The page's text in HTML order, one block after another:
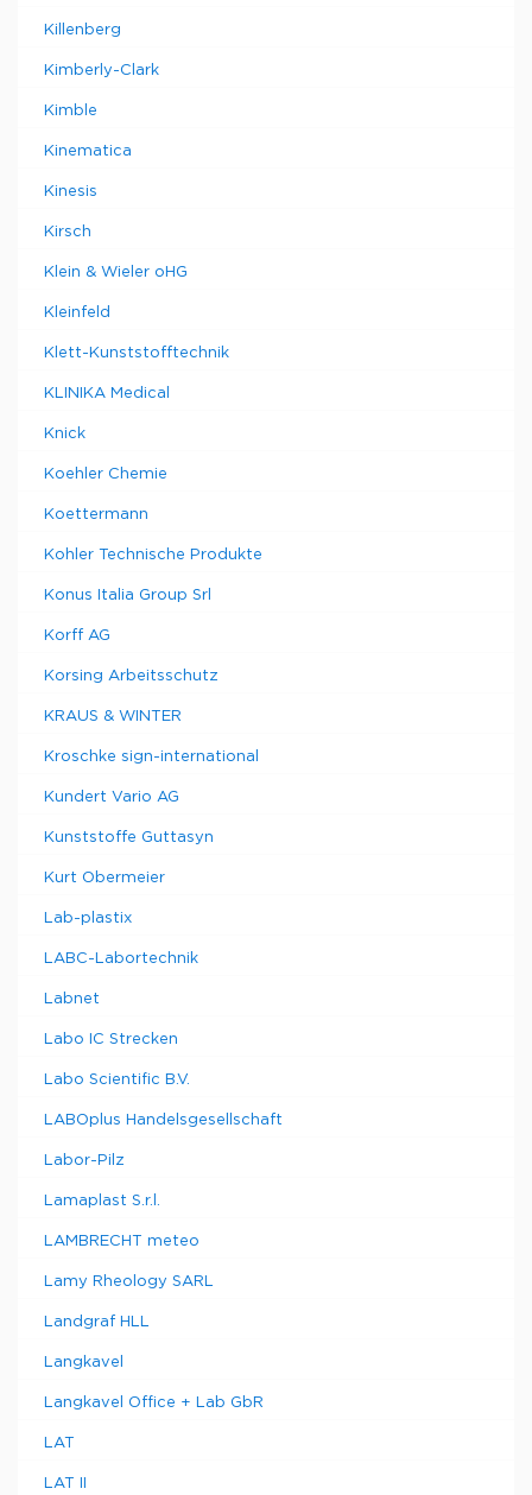
Killenberg
Kimberly-Clark
Kimble
Kinematica
Kinesis
Kirsch
Klein & Wieler oHG
Kleinfeld
Klett-Kunststofftechnik
KLINIKA Medical
Knick
Koehler Chemie
Koettermann
Kohler Technische Produkte
Konus Italia Group Srl
Korff AG
Korsing Arbeitsschutz
KRAUS & WINTER
Kroschke sign-international
Kundert Vario AG
Kunststoffe Guttasyn
Kurt Obermeier
Lab-plastix
LABC-Labortechnik
Labnet
Labo IC Strecken
Labo Scientific B.V.
LABOplus Handelsgesellschaft
Labor-Pilz
Lamaplast S.r.l.
LAMBRECHT meteo
Lamy Rheology SARL
Landgraf HLL
Langkavel
Langkavel Office + Lab GbR
LAT
LAT II